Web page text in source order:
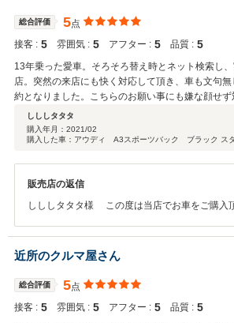
総合評価 5点
接客 : 5 雰囲気 : 5 アフター : 5 品質 : 5
13年乗った愛車。そろそろ替え時とネット検索し
店。突然の来店にも快く対応して頂き、車も文句
約となりました。こちらのお願い事にも嫌な顔せ
謝です。社長さん、店長さん、事務の方、ありがと
しししタタタ
購入年月： 2021/02
購入した車：アウディ A3スポーツバック ブラック ス
販売店の返信
しししタタタ様 この度は当店でお車をご購入
後はオイル交換等整備面、アフター等もご満足
力していきます。 お近くにこられた際はお気軽
近所のクルマ屋さん
総合評価 5点
接客 : 5 雰囲気 : 5 アフター : 5 品質 : 5